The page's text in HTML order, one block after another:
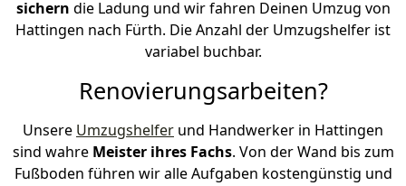
sichern die Ladung und wir fahren Deinen Umzug von
Hattingen nach Fürth. Die Anzahl der Umzugshelfer ist
variabel buchbar.
Renovierungsarbeiten?
Unsere Umzugshelfer und Handwerker in Hattingen
sind wahre Meister ihres Fachs. Von der Wand bis zum
Fußboden führen wir alle Aufgaben kostengünstig und